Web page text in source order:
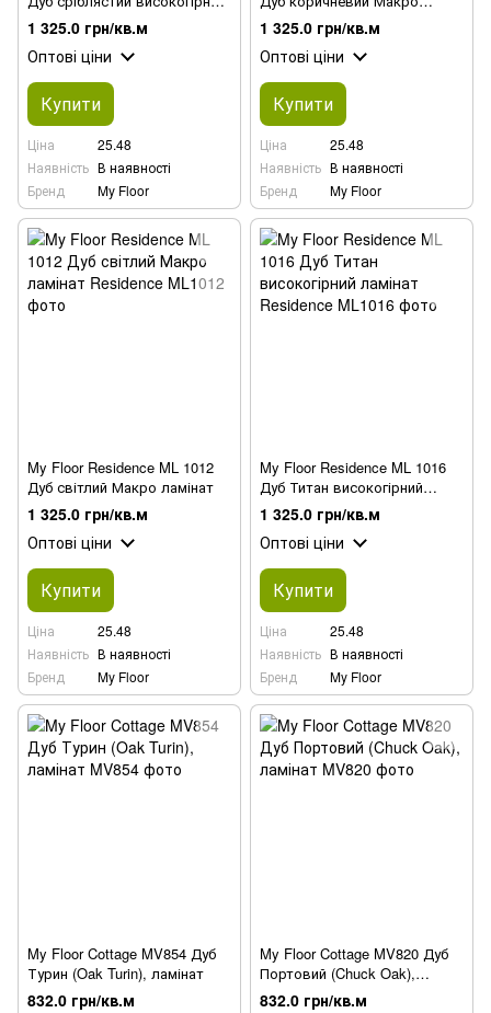
ламінат
1 325.0 грн/кв.м
Оптові ціни
Купити
Ціна
25.48
Наявність В наявності
Бренд
My Floor
ламінат
1 325.0 грн/кв.м
Оптові ціни
Купити
Ціна
25.48
Наявність В наявності
Бренд
My Floor
My Floor Residence ML 1012
Дуб світлий Макро ламінат
1 325.0 грн/кв.м
Оптові ціни
Купити
Ціна
25.48
Наявність В наявності
Бренд
My Floor
My Floor Residence ML 1016
Дуб Титан високогірний
ламінат
1 325.0 грн/кв.м
Оптові ціни
Купити
Ціна
25.48
Наявність В наявності
Бренд
My Floor
My Floor Cottage MV854 Дуб
Турин (Oak Turin), ламінат
832.0 грн/кв.м
My Floor Cottage MV820 Дуб
Портовий (Chuck Oak),
ламінат
832.0 грн/кв.м